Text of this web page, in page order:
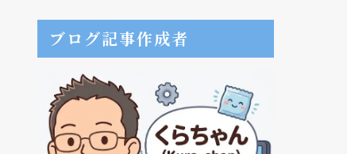
ブログ記事作成者